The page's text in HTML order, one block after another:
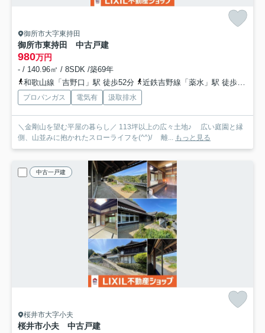
御所市大字東持田
御所市東持田 中古戸建
980万円
- / 140.96㎡ / 8SDK /築69年
和歌山線「吉野口」駅 徒歩52分
近鉄吉野線「薬水」駅 徒歩54分
プロパンガス 電気有 汲取排水
＼金剛山を望む平屋の暮らし／ 113坪以上の広々土地♪ 広い庭園と縁
側、山並みに抱かれたスローライフを(^^)/ 離... もっと見る
中古一戸建
桜井市大字小夫
桜井市小夫 中古戸建